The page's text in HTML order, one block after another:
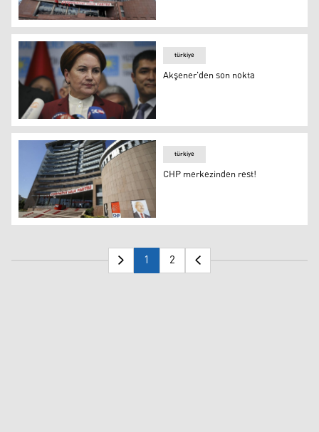
CHP
Akşener'den son nokta
türkiye
Akşener'den son nokta
CHP merkezinden rest!
türkiye
CHP merkezinden rest!
1 2